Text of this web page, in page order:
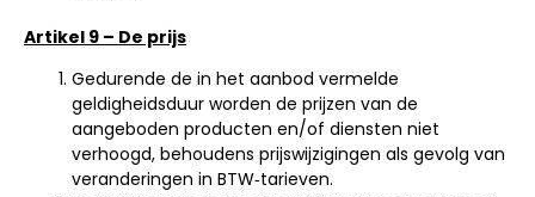
Artikel 9 – De prijs
Gedurende de in het aanbod vermelde
geldigheidsduur worden de prijzen van de
aangeboden producten en/of diensten niet
verhoogd, behoudens prijswijzigingen als gevolg van
veranderingen in BTW‑tarieven.